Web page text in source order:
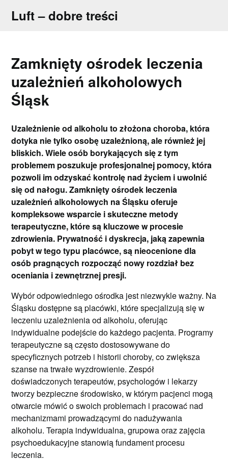
Luft – dobre treści
Zamknięty ośrodek leczenia
uzależnień alkoholowych
Śląsk
Uzależnienie od alkoholu to złożona choroba, która
dotyka nie tylko osobę uzależnioną, ale również jej
bliskich. Wiele osób borykających się z tym
problemem poszukuje profesjonalnej pomocy, która
pozwoli im odzyskać kontrolę nad życiem i uwolnić
się od nałogu. Zamknięty ośrodek leczenia
uzależnień alkoholowych na Śląsku oferuje
kompleksowe wsparcie i skuteczne metody
terapeutyczne, które są kluczowe w procesie
zdrowienia. Prywatność i dyskrecja, jaką zapewnia
pobyt w tego typu placówce, są nieocenione dla
osób pragnących rozpocząć nowy rozdział bez
oceniania i zewnętrznej presji.
Wybór odpowiedniego ośrodka jest niezwykle ważny. Na
Śląsku dostępne są placówki, które specjalizują się w
leczeniu uzależnienia od alkoholu, oferując
indywidualne podejście do każdego pacjenta. Programy
terapeutyczne są często dostosowywane do
specyficznych potrzeb i historii choroby, co zwiększa
szanse na trwałe wyzdrowienie. Zespół
doświadczonych terapeutów, psychologów i lekarzy
tworzy bezpieczne środowisko, w którym pacjenci mogą
otwarcie mówić o swoich problemach i pracować nad
mechanizmami prowadzącymi do nadużywania
alkoholu. Terapia indywidualna, grupowa oraz zajęcia
psychoedukacyjne stanowią fundament procesu
leczenia.